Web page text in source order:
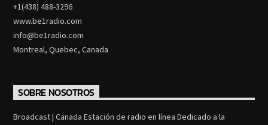
+1(438) 488-3296
www.be1radio.com
info@be1radio.com
Montreal, Quebec, Canada
SOBRE NOSOTROS
Broadcast | Canada Estación de radio en línea Dedicado a la